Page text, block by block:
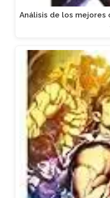
Análisis de los mejores